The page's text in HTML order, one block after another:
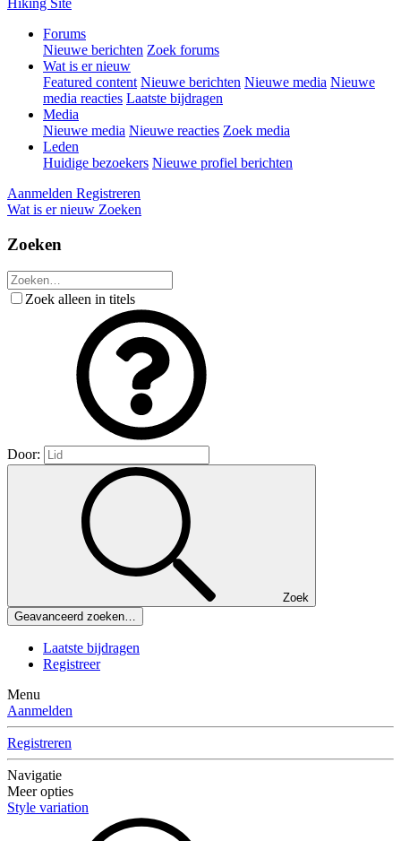
Hiking Site
Forums
Nieuwe berichten Zoek forums
Wat is er nieuw
Featured content Nieuwe berichten Nieuwe media Nieuwe
media reacties Laatste bijdragen
Media
Nieuwe media Nieuwe reacties Zoek media
Leden
Huidige bezoekers Nieuwe profiel berichten
Aanmelden Registreren
Wat is er nieuw Zoeken
Zoeken
Zoek alleen in titels
Door:
Zoek
Geavanceerd zoeken…
Laatste bijdragen
Registreer
Menu
Aanmelden
Registreren
Navigatie
Meer opties
Style variation